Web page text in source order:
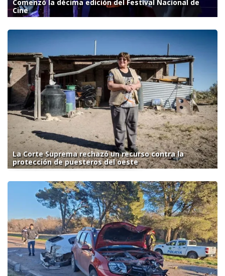
Comenzó la décima edición del Festival Nacional de
Cine
La Corte Suprema rechazó un recurso contra la
protección de puesteros del oeste